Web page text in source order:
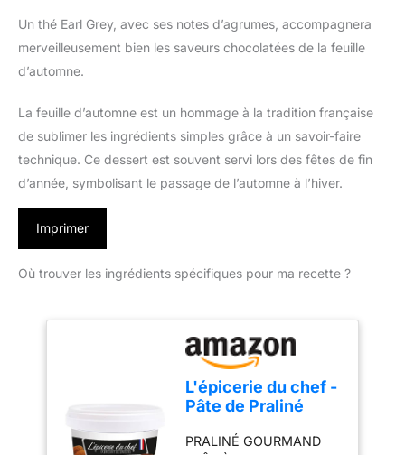
Un thé Earl Grey, avec ses notes d’agrumes, accompagnera
merveilleusement bien les saveurs chocolatées de la feuille
d’automne.
La feuille d’automne est un hommage à la tradition française
de sublimer les ingrédients simples grâce à un savoir-faire
technique. Ce dessert est souvent servi lors des fêtes de fin
d’année, symbolisant le passage de l’automne à l’hiver.
Imprimer
Où trouver les ingrédients spécifiques pour ma recette ?
L'épicerie du chef -
Pâte de Praliné
200 g
PRALINÉ GOURMAND